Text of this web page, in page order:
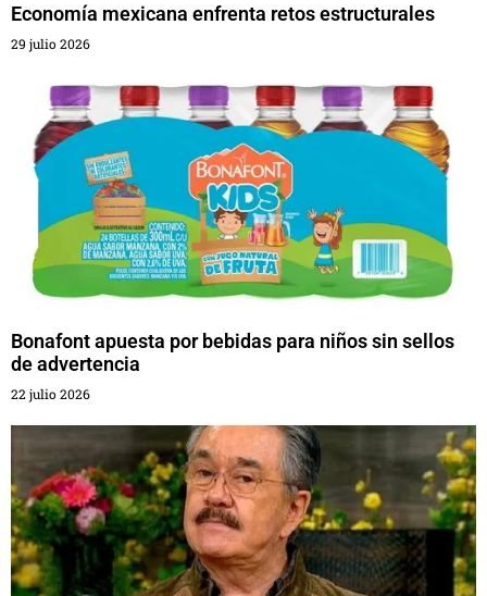
Economía mexicana enfrenta retos estructurales
29 julio 2026
Bonafont apuesta por bebidas para niños sin sellos
de advertencia
22 julio 2026